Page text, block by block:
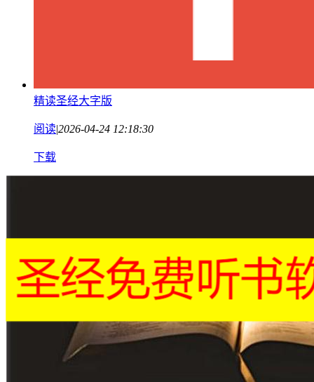
精读圣经大字版
阅读|2026-04-24 12:18:30
下载